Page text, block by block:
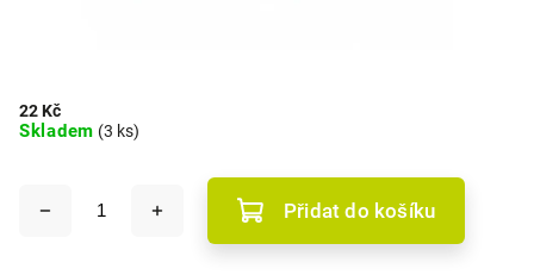
22 Kč
Skladem (3 ks)
Přidat do košíku